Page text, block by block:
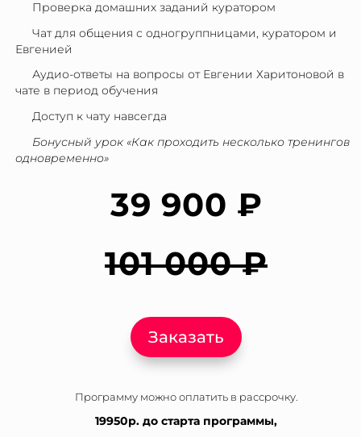
Проверка домашних заданий куратором
Чат для общения с одногруппницами, куратором и
Евгенией
Аудио-ответы на вопросы от Евгении Харитоновой в
чате в период обучения
Доступ к чату навсегда
Бонусный урок «Как проходить несколько тренингов
одновременно»
39 900 ₽
101 000 ₽
Заказать
Программу можно оплатить в рассрочку.
19950р. до старта программы,